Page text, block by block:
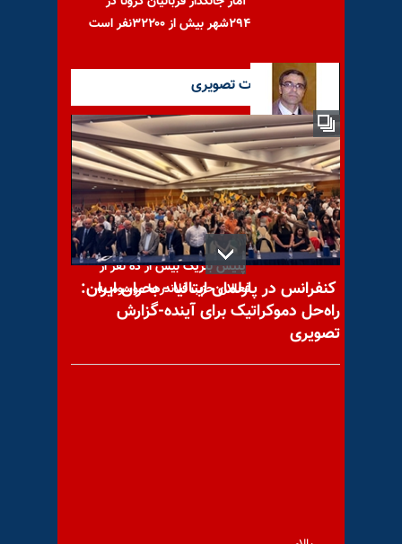
۲۹۴شهر بیش از ۳۲۲۰۰نفر است
رضا خندان و فرزانه روستایی از
زندان آزاد شدند
پلیس بلژیک بیش از ده نفر از
فعالان حزب فلاندرها موسوم به
آخرین گزارشات تصویری
کنفرانس در پارلمان ایتالیا - بحران ایران:
راه‌حل دموکراتیک برای آینده-گزارش
تصویری